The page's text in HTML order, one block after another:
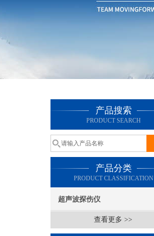
产品搜索
PRODUCT SEARCH
产品分类
PRODUCT CLASSIFICATION
超声波探伤仪
查看更多 >>